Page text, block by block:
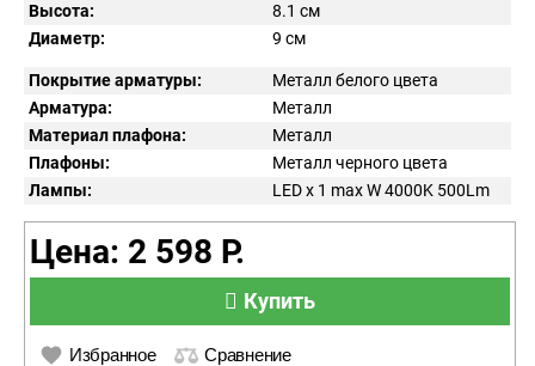
Высота:
8.1 см
Диаметр:
9 см
Покрытие арматуры:
Металл белого цвета
Арматура:
Металл
Материал плафона:
Металл
Плафоны:
Металл черного цвета
Лампы:
LED x 1 max W 4000K 500Lm
Цена: 2 598 Р.
Купить
Избранное Сравнение